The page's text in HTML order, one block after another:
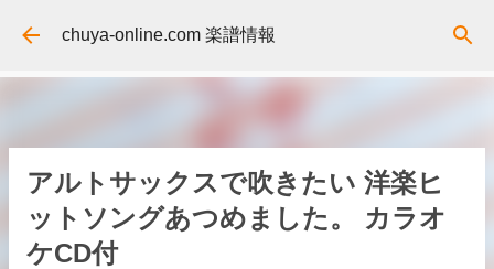
スキップしてメイン コンテンツに移動
chuya-online.com 楽譜情報
アルトサックスで吹きたい 洋楽ヒ
ットソングあつめました。 カラオ
ケCD付